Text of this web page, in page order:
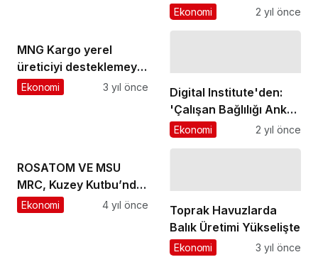
kişilik barınma
Ekonomi 2 yıl önce
MNG Kargo yerel
üreticiyi desteklemeye
devam ediyor
Ekonomi 3 yıl önce
Digital Institute'den:
'Çalışan Bağlılığı Anketi
Kılavuzu'
Ekonomi 2 yıl önce
ROSATOM VE MSU
MRC, Kuzey Kutbu’nda
Çevre İzleme Alanında
Ekonomi 4 yıl önce
Toprak Havuzlarda
Balık Üretimi Yükselişte
Ekonomi 3 yıl önce